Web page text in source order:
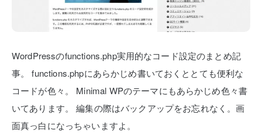
WordPressのfunctions.php実用的なコード設定のまとめ記
事。
functions.phpにあらかじめ書いておくととても便利な
コードが色々。
Minimal WPのテーマにもあらかじめ色々書
いてあります。
編集の際はバックアップをお忘れなく。画
面真っ白になっちゃいますよ。